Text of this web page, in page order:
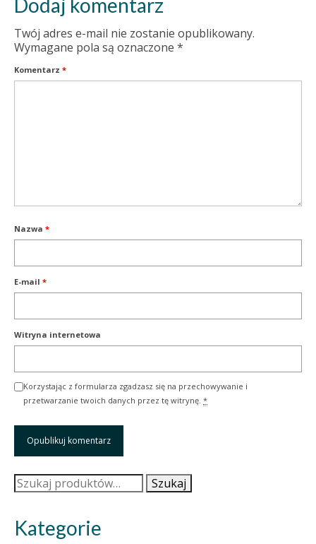
Dodaj komentarz
Twój adres e-mail nie zostanie opublikowany.
Wymagane pola są oznaczone *
Komentarz *
Nazwa *
E-mail *
Witryna internetowa
Korzystając z formularza zgadzasz się na przechowywanie i
przetwarzanie twoich danych przez tę witrynę. *
Szukaj: Szukaj
Kategorie